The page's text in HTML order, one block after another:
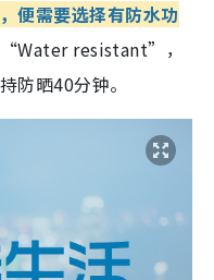
便需要选择有防水功
resistant”，
防晒40分钟。